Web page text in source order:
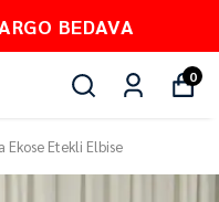
TAKSİT
0
Ekose Etekli Elbise